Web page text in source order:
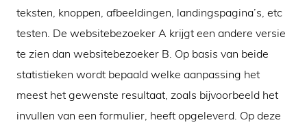
teksten, knoppen, afbeeldingen, landingspagina’s, etc
testen. De websitebezoeker A krijgt een andere versie
te zien dan websitebezoeker B. Op basis van beide
statistieken wordt bepaald welke aanpassing het
meest het gewenste resultaat, zoals bijvoorbeeld het
invullen van een formulier, heeft opgeleverd. Op deze